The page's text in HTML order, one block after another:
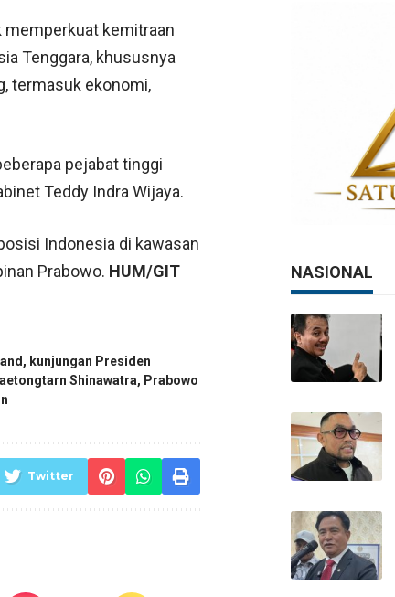
memperkuat kemitraan
Tenggara, khususnya
termasuk ekonomi,
pejabat tinggi
Teddy Indra Wijaya.
Indonesia di kawasan
Prabowo. HUM/GIT
, kunjungan Presiden
Shinawatra, Prabowo
Twitter
NASIONAL